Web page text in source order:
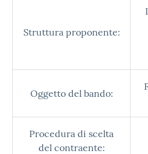
Struttura proponente:
Oggetto del bando:
Procedura di scelta
del contraente: